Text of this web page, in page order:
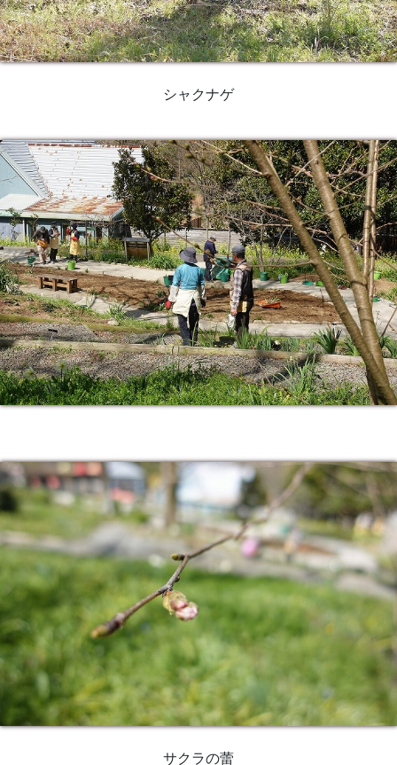
シャクナゲ
サクラの蕾